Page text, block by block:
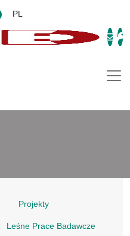
PL
Projekty
Leśne Prace Badawcze